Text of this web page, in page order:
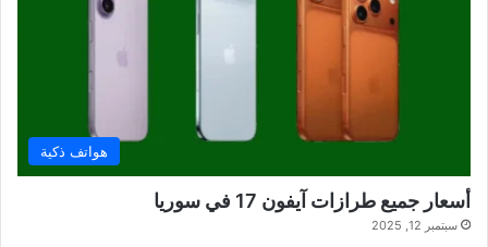
هواتف ذكية
أسعار جميع طرازات آيفون 17 في سوريا
سبتمبر 12, 2025